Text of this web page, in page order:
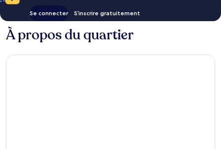
Se connecter S’inscrire gratuitement
À propos du quartier